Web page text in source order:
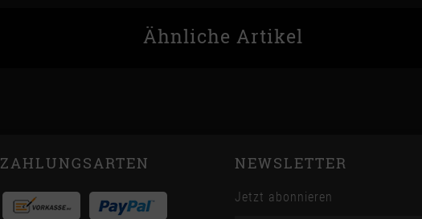
Ähnliche Artikel
ZAHLUNGSARTEN NEWSLETTER
Jetzt abonnieren